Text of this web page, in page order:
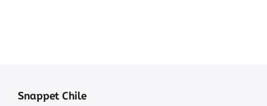
Snappet Chile